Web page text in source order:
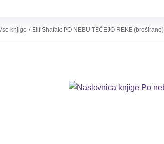
knjige Elif Shafak: PO NEBU TEČEJO REKE (broširano)